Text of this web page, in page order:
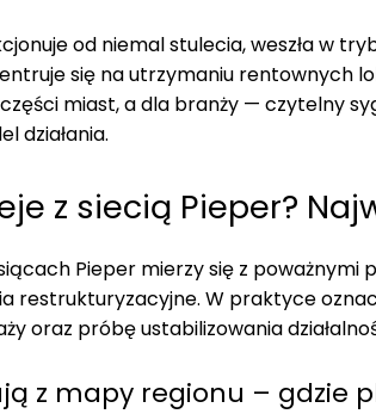
od niemal stulecia, weszła w
się na utrzymaniu rentownych
miast, a dla branży — czytelny
działania.
z siecią Pieper?
Pieper mierzy się z
restrukturyzacyjne. W praktyce
oraz próbę ustabilizowania
z mapy regionu – gdzie